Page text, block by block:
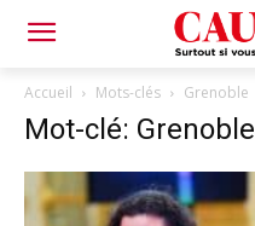
Accueil Mots-clés Grenoble
Mot-clé: Grenoble